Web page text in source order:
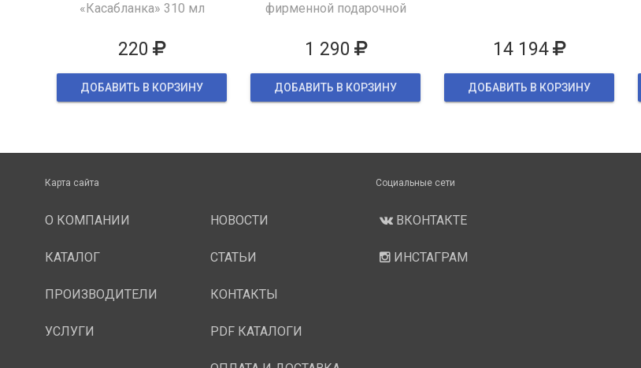
«Касабланка» 310 мл
220
ДОБАВИТЬ В КОРЗИНУ
фирменной подарочной
1 290
ДОБАВИТЬ В КОРЗИНУ
14 194
ДОБАВИТЬ В КОРЗИНУ
Карта сайта
О КОМПАНИИ
КАТАЛОГ
ПРОИЗВОДИТЕЛИ
УСЛУГИ
НОВОСТИ
СТАТЬИ
КОНТАКТЫ
PDF КАТАЛОГИ
Социальные сети
ВКОНТАКТЕ
ИНСТАГРАМ